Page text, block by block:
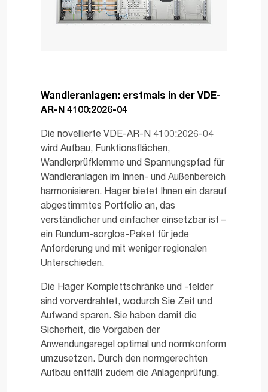
Wandleranlagen: erstmals in der VDE-
AR-N 4100:2026-04
Die novellierte VDE-AR-N 4100:2026-04
wird Aufbau, Funktionsflächen,
Wandlerprüfklemme und Spannungspfad für
Wandleranlagen im Innen- und Außenbereich
harmonisieren. Hager bietet Ihnen ein darauf
abgestimmtes Portfolio an, das
verständlicher und einfacher einsetzbar ist –
ein Rundum-sorglos-Paket für jede
Anforderung und mit weniger regionalen
Unterschieden.
Die Hager Komplettschränke und -felder
sind vorverdrahtet, wodurch Sie Zeit und
Aufwand sparen. Sie haben damit die
Sicherheit, die Vorgaben der
Anwendungsregel optimal und normkonform
umzusetzen. Durch den normgerechten
Aufbau entfällt zudem die Anlagenprüfung.